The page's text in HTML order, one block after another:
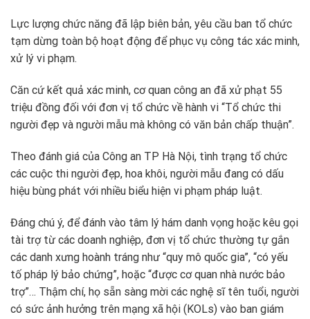
Lực lượng chức năng đã lập biên bản, yêu cầu ban tổ chức
tạm dừng toàn bộ hoạt động để phục vụ công tác xác minh,
xử lý vi phạm.
Căn cứ kết quả xác minh, cơ quan công an đã xử phạt 55
triệu đồng đối với đơn vị tổ chức về hành vi “Tổ chức thi
người đẹp và người mẫu mà không có văn bản chấp thuận”.
Theo đánh giá của Công an TP Hà Nội, tình trạng tổ chức
các cuộc thi người đẹp, hoa khôi, người mẫu đang có dấu
hiệu bùng phát với nhiều biểu hiện vi phạm pháp luật.
Đáng chú ý, để đánh vào tâm lý hám danh vọng hoặc kêu gọi
tài trợ từ các doanh nghiệp, đơn vị tổ chức thường tự gắn
các danh xưng hoành tráng như “quy mô quốc gia”, “có yếu
tố pháp lý bảo chứng”, hoặc “được cơ quan nhà nước bảo
trợ”… Thậm chí, họ sẵn sàng mời các nghệ sĩ tên tuổi, người
có sức ảnh hưởng trên mạng xã hội (KOLs) vào ban giám